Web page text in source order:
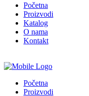
Početna
Proizvodi
Katalog
O nama
Kontakt
Početna
Proizvodi